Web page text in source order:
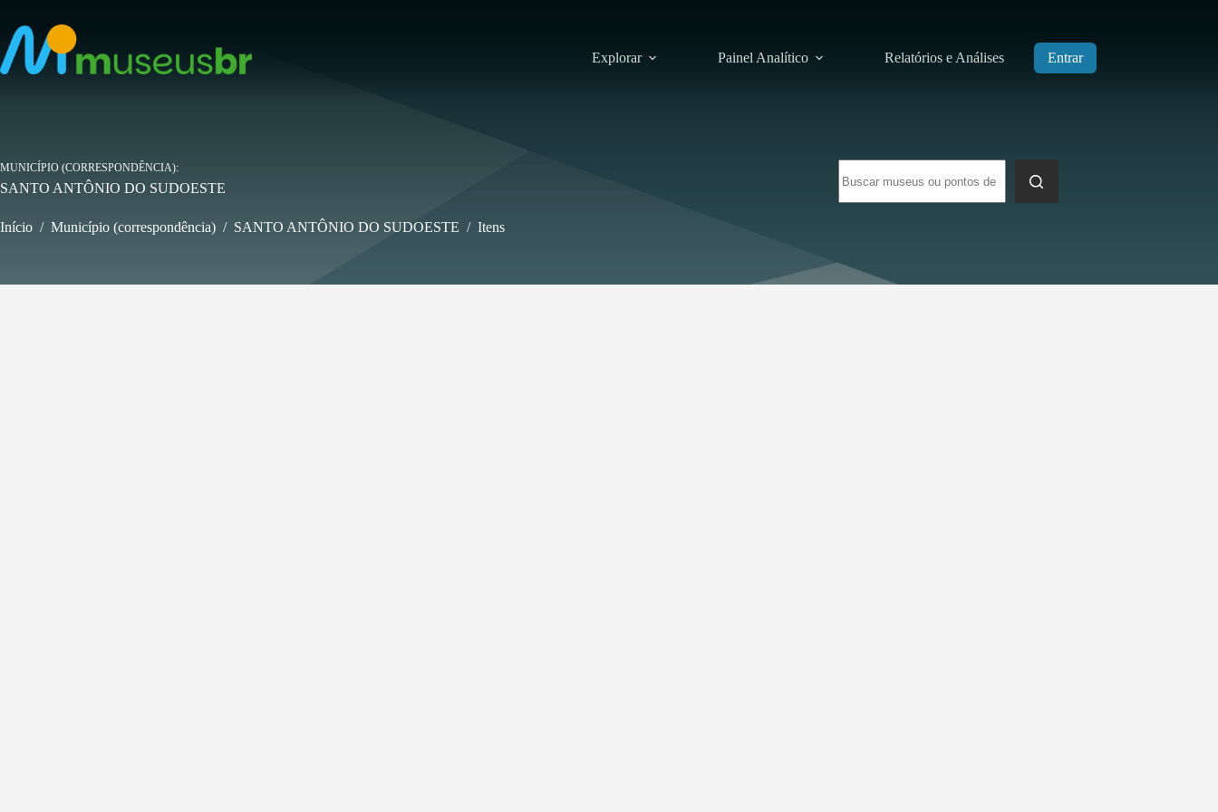
para
conteúdo
Explorar Painel Analítico Relatórios e Análises Entrar
resultados
MUNICÍPIO (CORRESPONDÊNCIA)
SANTO ANTÔNIO DO SUDOESTE
Início / Município (correspondência) / SANTO ANTÔNIO DO SUDOESTE / Itens